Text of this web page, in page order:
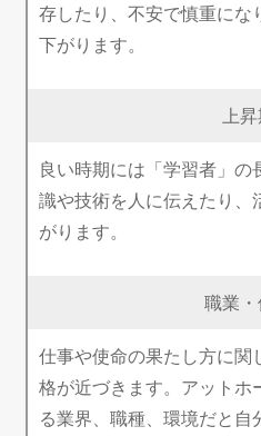
存したり、不安で慎重にな
下がります。
上
良い時期には「学習者」の
識や技術を人に伝えたり、
がります。
職業
仕事や使命の果たし方に関
格が近づきます。アットホ
る業界、職種、環境だと自